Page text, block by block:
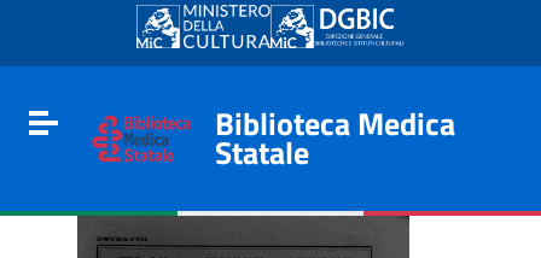
Go to content
Go to the navigation menu
Go to the footer
Toggle navigation
Biblioteca Medica
Statale